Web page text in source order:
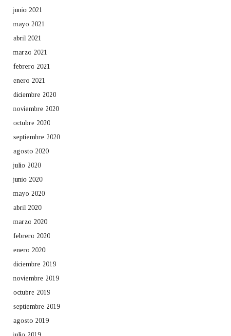
junio 2021
mayo 2021
abril 2021
marzo 2021
febrero 2021
enero 2021
diciembre 2020
noviembre 2020
octubre 2020
septiembre 2020
agosto 2020
julio 2020
junio 2020
mayo 2020
abril 2020
marzo 2020
febrero 2020
enero 2020
diciembre 2019
noviembre 2019
octubre 2019
septiembre 2019
agosto 2019